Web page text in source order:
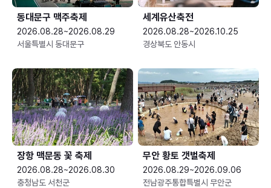
동대문구 맥주축제
2026.08.28~2026.08.29
서울특별시 동대문구
세계유산축전
2026.08.28~2026.10.25
경상북도 안동시
장항 맥문동 꽃 축제
2026.08.28~2026.08.30
충청남도 서천군
무안 황토 갯벌축제
2026.08.29~2026.09.06
전남광주통합특별시 무안군